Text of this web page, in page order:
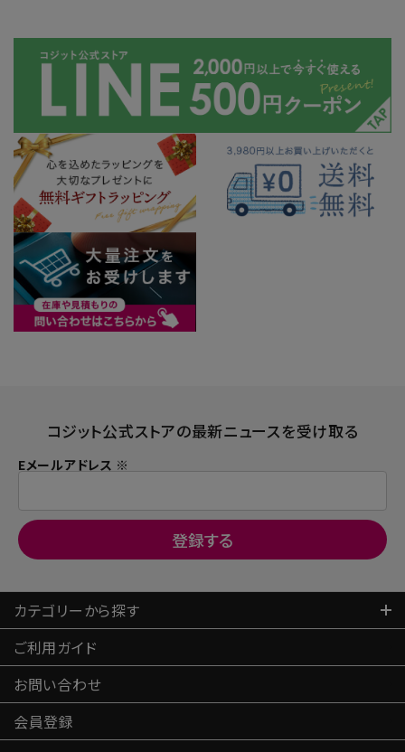
コジット公式ストアの最新ニュースを受け取る
Eメールアドレス ※
カテゴリーから探す
ご利用ガイド
お問い合わせ
会員登録